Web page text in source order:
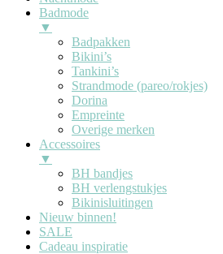
Badmode
▼
Badpakken
Bikini’s
Tankini’s
Strandmode (pareo/rokjes)
Dorina
Empreinte
Overige merken
Accessoires
▼
BH bandjes
BH verlengstukjes
Bikinisluitingen
Nieuw binnen!
SALE
Cadeau inspiratie